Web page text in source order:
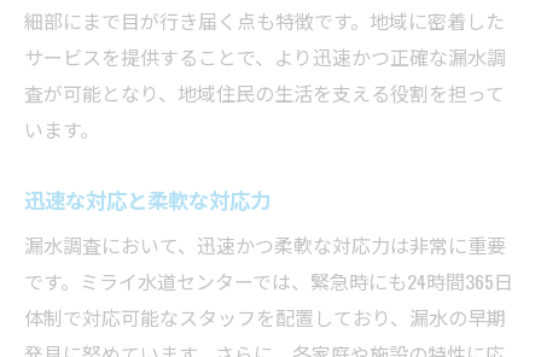
細部にまで目が行き届く点も特徴です。地域に密着した
サービスを提供することで、より迅速かつ正確な漏水調
査が可能となり、地域住民の生活を支える役割を担って
います。
迅速な対応と柔軟な対応力
漏水調査において、迅速かつ柔軟な対応力は非常に重要
です。ミライ水道センターでは、緊急時にも24時間365日
体制で対応可能なスタッフを配置しており、漏水の早期